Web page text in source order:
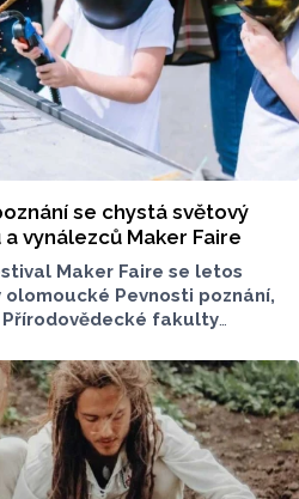
se chystá světový
vynálezců Maker Faire
Maker Faire se letos
Pevnosti poznání,
fakulty
studenty i odborníky.
workshopů, otevřených
a aktivit. Téměř vše si na
kůži a mnohé i vyrobit. Své
tzv. makeři, tedy
ale také nadšenci.